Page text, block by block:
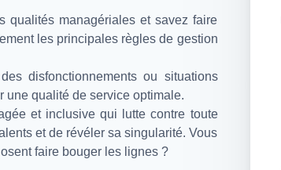
qualités managériales et savez faire
les principales règles de gestion
disfonctionnements ou situations
une qualité de service optimale.
et inclusive qui lutte contre toute
et de révéler sa singularité. Vous
faire bouger les lignes ?